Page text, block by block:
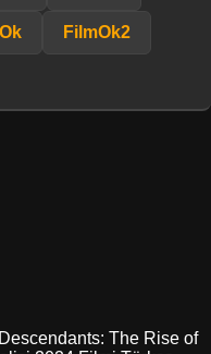
FilmOk2
The Rise of